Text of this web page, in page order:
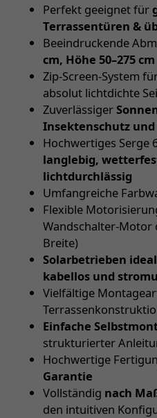
Perfekt geeignet für
Terrassentüren &
Beeindruckende
cm, Höhe 50–275 cm
Zip-Screen-System
absolut lichtdichte
Zuverlässiger
Insektenschutz
Hochwertiges Serge
langlebig,
lichtdurchlässig
Umfangreiche
Flexible
Wandschalter-Motor
Breite)
Solarbetrieben
kabellos und
Vielfältige
Einfache
strukturierter
Hochwertige
Garantie
Vollständig nach
den intuitiven